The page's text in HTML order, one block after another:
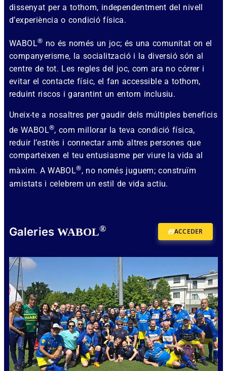
dissenyat per a tothom, independentment del nivell
d’experiència o condició física.
WABOL® no és només un joc; és una comunitat on el
companyerisme, la socialització i la diversió són al
centre de tot. Les regles del joc, com ara no córrer i
evitar el contacte físic, el fan accessible a tothom,
reduint riscos i garantint un entorn inclusiu.
Uneix-te a nosaltres per gaudir dels múltiples beneficis
de WABOL®, com millorar la teva condició física,
reduir l’estrès i connectar amb altres persones que
comparteixen el teu entusiasme per viure la vida al
màxim. A WABOL®, no només juguem; construïm
amistats i celebrem un estil de vida actiu.
Galeries WABOL® ACCEDER